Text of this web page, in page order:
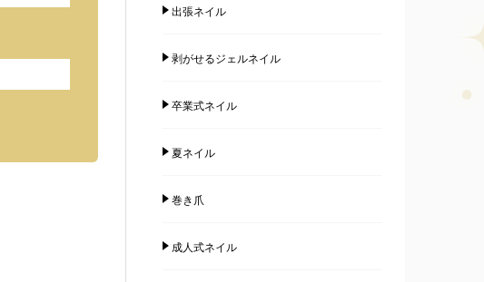
出張ネイル
剥がせるジェルネイル
卒業式ネイル
夏ネイル
巻き爪
成人式ネイル